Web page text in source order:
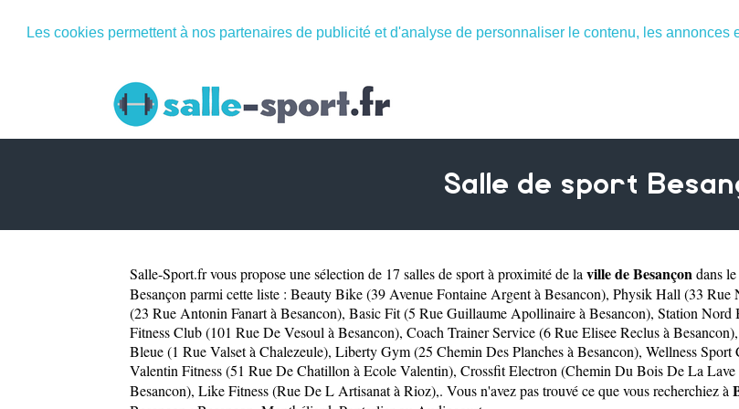
Les cookies permettent à nos partenaires de publicité et d'analyse de personnaliser le contenu, les annonces
Salle de sport
Salle-Sport.frvous propose une sélection de 17 salles de sport à proximité de la ville de Besançon dans
Besançon parmi cette liste : Beauty Bike (39 Avenue Fontaine Argent à Besancon), Physik Hall (33 Rue
(23 Rue Antonin Fanart à Besancon), Basic Fit (5 Rue Guillaume Apollinaire à Besancon), Station Nord
Fitness Club (101 Rue De Vesoul à Besancon), Coach Trainer Service (6 Rue Elisee Reclus à Besancon),
Bleue (1 Rue Valset à Chalezeule), Liberty Gym (25 Chemin Des Planches à Besancon), Wellness Sport
Valentin Fitness (51 Rue De Chatillon à Ecole Valentin), Crossfit Electron (Chemin Du Bois De La
Besancon), Like Fitness (Rue De L Artisanat à Rioz),. Vous n'avez pas trouvé ce que vous recherchiez à